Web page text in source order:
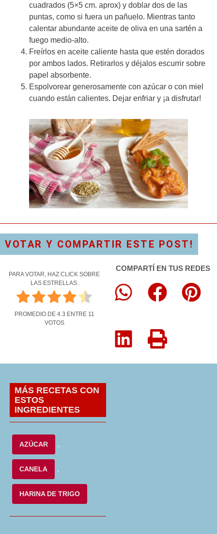
cuadrados (5×5 cm. aprox) y doblar dos de las
puntas, como si fuera un pañuelo. Mientras tanto
calentar abundante aceite de oliva en una sartén a
fuego medio-alto.
Freírlos en aceite caliente hasta que estén dorados
por ambos lados. Retirarlos y déjalos escurrir sobre
papel absorbente.
Espolvorear generosamente con azúcar o con miel
cuando están calientes. Dejar enfriar y ¡a disfrutar!
VOTAR Y COMPARTIR ESTE POST!
PARA VOTAR, HAZ CLICK SOBRE
LAS ESTRELLAS.
PROMEDIO DE 4.3 ENTRE 11
VOTOS
COMPARTÍ EN TUS REDES
MÁS RECETAS CON
ESTOS
INGREDIENTES
AZÚCAR ,
CANELA ,
HARINA DE TRIGO